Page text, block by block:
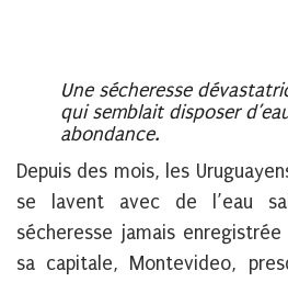
Une sécheresse
qui semblait disposer
abondance.
Depuis des mois, les
se lavent avec de l’eau
sécheresse jamais
sa capitale, Montevideo,